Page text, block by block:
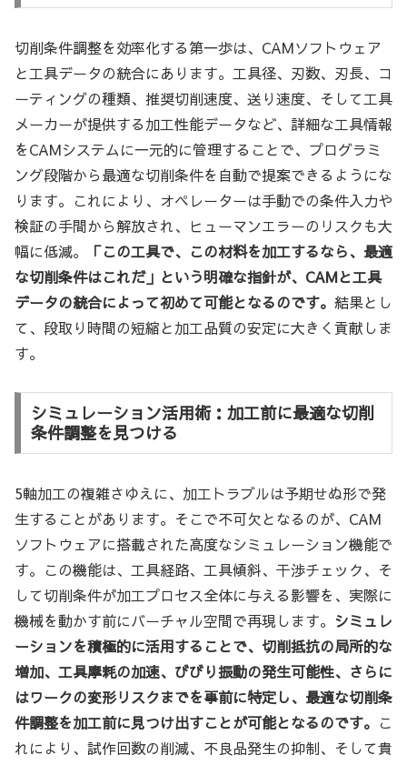
切削条件調整を効率化する第一歩は、CAMソフトウェア
と工具データの統合にあります。工具径、刃数、刃長、コ
ーティングの種類、推奨切削速度、送り速度、そして工具
メーカーが提供する加工性能データなど、詳細な工具情報
をCAMシステムに一元的に管理することで、プログラミ
ング段階から最適な切削条件を自動で提案できるようにな
ります。これにより、オペレーターは手動での条件入力や
検証の手間から解放され、ヒューマンエラーのリスクも大
幅に低減。
「この工具で、この材料を加工するなら、最適
な切削条件はこれだ」という明確な指針が、CAMと工具
データの統合によって初めて可能となるのです。 結果とし
て、段取り時間の短縮と加工品質の安定に大きく貢献しま
す。
シミュレーション活用術：加工前に最適な切削
条件調整を見つける
5軸加工の複雑さゆえに、加工トラブルは予期せぬ形で発
生することがあります。そこで不可欠となるのが、CAM
ソフトウェアに搭載された高度なシミュレーション機能で
す。この機能は、工具経路、工具傾斜、干渉チェック、そ
して切削条件が加工プロセス全体に与える影響を、実際に
機械を動かす前にバーチャル空間で再現します。 シミュレ
ーションを積極的に活用することで、切削抵抗の局所的な
増加、工具摩耗の加速、びびり振動の発生可能性、さらに
はワークの変形リスクまでを事前に特定し、最適な切削条
件調整を加工前に見つけ出すことが可能となるのです。 こ
れにより、試作回数の削減、不良品発生の抑制、そして貴